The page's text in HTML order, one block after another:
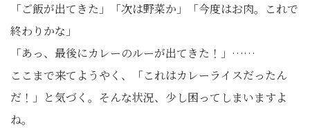
「ご飯が出てきた」「次は野菜か」「今度はお肉。これで
終わりかな」
「あっ、最後にカレーのルーが出てきた！」……
ここまで来てようやく、「これはカレーライスだったん
だ！」と気づく。そんな状況、少し困ってしまいますよ
ね。